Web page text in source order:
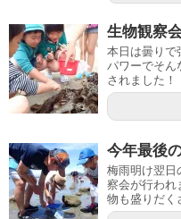
生物観察
本日は曇りで
パワーでそん
されました！
今年最後
梅雨明け翌日
察会が行われ
物も盛りだく